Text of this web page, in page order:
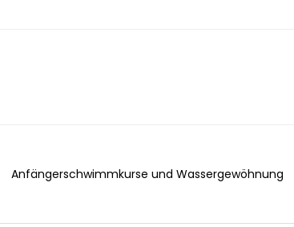
Anfängerschwimmkurse und Wassergewöhnung